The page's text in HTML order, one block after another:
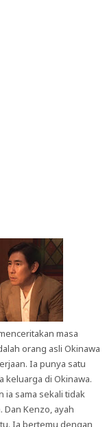
masa
orang asli Okinawa
Ia punya satu
keluarga di Okinawa.
ia sama sekali tidak
Kenzo, ayah
Ia bertemu dengan